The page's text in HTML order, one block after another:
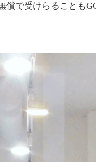
で受けらることも